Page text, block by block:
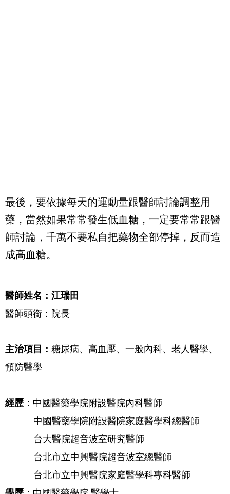
最後，要依據每天的運動量跟醫師討論調整用
藥，當然如果常常發生低血糖，一定要常常跟醫
師討論，千萬不要私自把藥物全部停掉，反而造
成高血糖。
醫師姓名： 江瑞田
醫師頭銜： 院長
主治項目： 糖尿病、高血壓、 一般內科、老人醫學、
預防醫學
經歷： 中國醫藥學院附設醫院內科醫師
中國醫藥學院附設醫院家庭醫學科總醫師
台大醫院超音波室研究醫師
台北市立中興醫院超音波室總醫師
台北市立中興醫院家庭醫學科專科醫師